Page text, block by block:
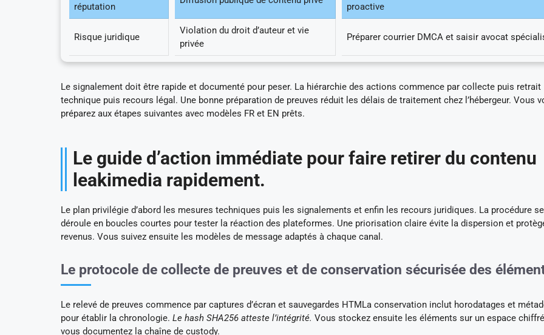
réputation
proactive
Risque juridique
Violation du droit d’auteur et vie
privée
Préparer courrier DMCA et saisir avocat
Le signalement doit être rapide et documenté pour peser. La hiérarchie des actions commence par collecte puis retrait
technique puis recours légal. Une bonne préparation de preuves réduit les délais de traitement chez l’hébergeur. Vous
préparez aux étapes suivantes avec modèles FR et EN prêts.
Le guide d’action immédiate pour faire retirer du contenu
leakimedia rapidement.
Le plan privilégie d’abord les mesures techniques puis les signalements et enfin les recours juridiques. La procédure se
déroule en boucles courtes pour tester la réaction des plateformes. Une priorisation claire évite la dispersion et
revenus. Vous suivez ensuite les modèles de message adaptés à chaque canal.
Le protocole de collecte de preuves et de conservation sécurisée des
Le relevé de preuves commence par captures d’écran et sauvegardes HTMLa conservation inclut horodatages et
pour établir la chronologie. Le hash SHA256 atteste l’intégrité. Vous stockez ensuite les éléments sur un espace
vous documentez la chaîne de custody.